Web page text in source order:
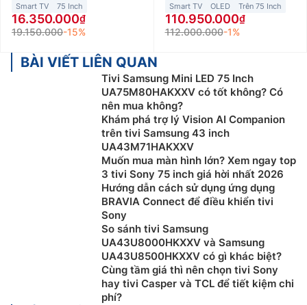
Smart TV 75 Inch
16.350.000
19.150.000-15%
Smart TV OLED Trên 75 Inch
110.950.000
112.000.000-1%
BÀI VIẾT LIÊN QUAN
Tivi Samsung Mini LED 75 Inch
UA75M80HAKXXV có tốt không? Có
nên mua không?
Khám phá trợ lý Vision AI Companion
trên tivi Samsung 43 inch
UA43M71HAKXXV
Muốn mua màn hình lớn? Xem ngay top
3 tivi Sony 75 inch giá hời nhất 2026
Hướng dẫn cách sử dụng ứng dụng
BRAVIA Connect để điều khiển tivi
Sony
So sánh tivi Samsung
UA43U8000HKXXV và Samsung
UA43U8500HKXXV có gì khác biệt?
Cùng tầm giá thì nên chọn tivi Sony
hay tivi Casper và TCL để tiết kiệm chi
phí?